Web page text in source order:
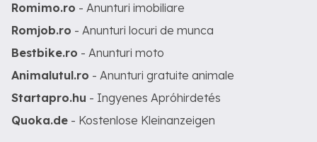
Romimo.ro - Anunturi imobiliare
Romjob.ro - Anunturi locuri de munca
Bestbike.ro - Anunturi moto
Animalutul.ro - Anunturi gratuite animale
Startapro.hu - Ingyenes Apróhirdetés
Quoka.de - Kostenlose Kleinanzeigen